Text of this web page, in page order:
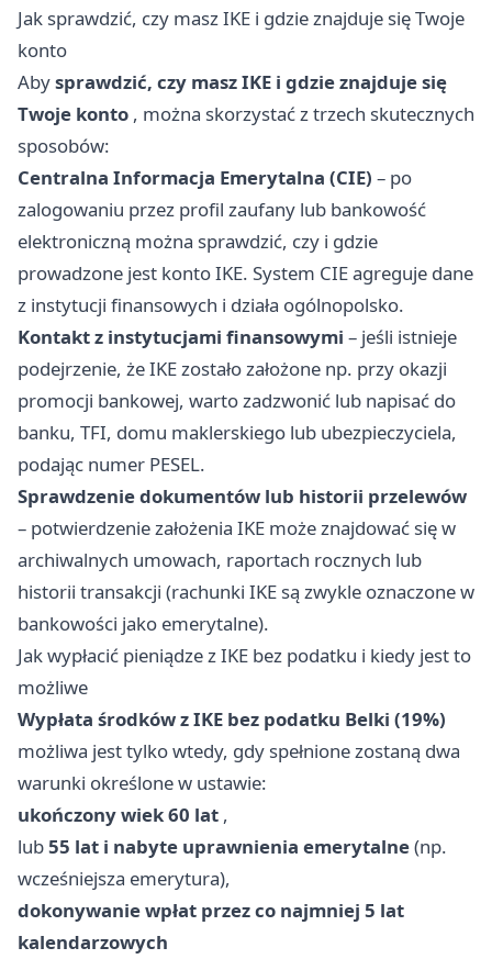
Jak sprawdzić, czy masz IKE i gdzie znajduje się Twoje
konto
Abysprawdzić, czy masz IKE i gdzie znajduje się
Twoje konto , można skorzystać z trzech skutecznych
sposobów:
Centralna Informacja Emerytalna (CIE) – po
zalogowaniu przez profil zaufany lub bankowość
elektroniczną można sprawdzić, czy i gdzie
prowadzone jest konto IKE. System CIE agreguje dane
z instytucji finansowych i działa ogólnopolsko.
Kontakt z instytucjami finansowymi – jeśli istnieje
podejrzenie, że IKE zostało założone np. przy okazji
promocji bankowej, warto zadzwonić lub napisać do
banku, TFI, domu maklerskiego lub ubezpieczyciela,
podając numer PESEL.
Sprawdzenie dokumentów lub historii przelewów
– potwierdzenie założenia IKE może znajdować się w
archiwalnych umowach, raportach rocznych lub
historii transakcji (rachunki IKE są zwykle oznaczone w
bankowości jako emerytalne).
Jak wypłacić pieniądze z IKE bez podatku i kiedy jest to
możliwe
Wypłata środków z IKE bez podatku Belki (19%)
możliwa jest tylko wtedy, gdy spełnione zostaną dwa
warunki określone w ustawie:
ukończony wiek 60 lat ,
lub55 lat i nabyte uprawnienia emerytalne(np.
wcześniejsza emerytura),
dokonywanie wpłat przez co najmniej 5 lat
kalendarzowych